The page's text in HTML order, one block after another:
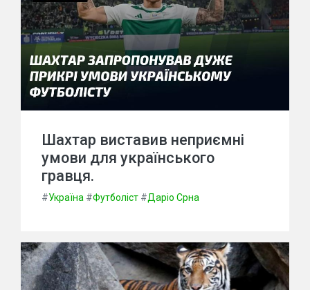
Шахтар виставив неприємні
умови для українського
гравця.
#Україна #Футболіст #Даріо Срна